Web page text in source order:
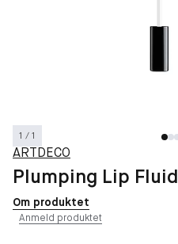
1 / 1
ARTDECO
Plumping Lip Fluid
Om produktet
Anmeld produktet